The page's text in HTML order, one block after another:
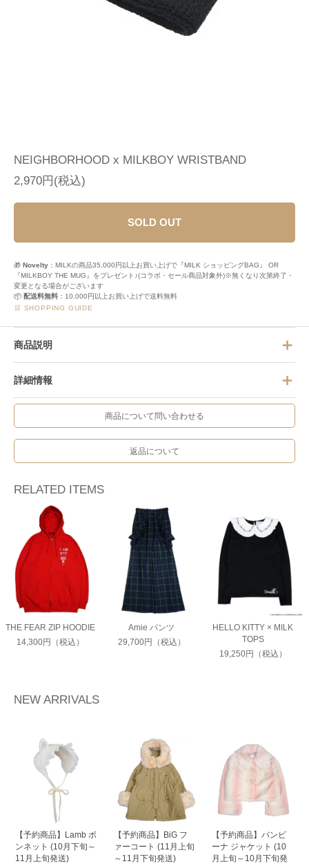
NEIGHBORHOOD x MILKBOY WRISTBAND
2,970円(税込)
SOLD OUT
🎁 Novelty ：MILKの商品35,000円以上お買い上げで『MILK ショッピングBAG』 OR
『MILKBOY THE MUG』をプレゼント♪(コラボ・セール商品対象外)※無くなり次第終了・
変更となる場合がございます
📦 配送料無料 ：10,000円以上お買い上げで送料無料
🛒 SHOPPING GUIDE
商品説明
詳細情報
商品について問い合わせる
返品について
RELATED ITEMS
THE FEAR ZIP HOODIE
14,300円（税込）
Amie パンツ
29,700円（税込）
HELLO KITTY × MILK
TOPS
19,250円（税込）
NEW ARRIVALS
【予約商品】Lamb ボ
ンネット (10月下旬～
11月上旬発送)
【予約商品】BiG フ
ァーコート (11月上旬
～11月下旬発送)
【予約商品】バンビ
ーナ ジャケット (10
月上旬～10月下旬発